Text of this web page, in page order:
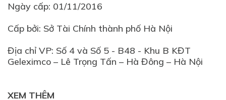
Ngày cấp: 01/11/2016
Cấp bởi: Sở Tài Chính thành phố Hà Nội
Địa chỉ VP: Số 4 và Số 5 - B48 - Khu B KĐT
XEM THÊM